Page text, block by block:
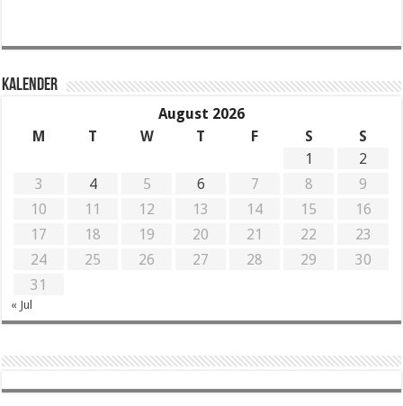
KALENDER
August 2026
M
T W T F S
S
1
2
3
4 5 6 7 8
9
10
11 12 13 14 15
16
17
18 19 20 21 22
23
24
25 26 27 28 29
30
31
« Jul